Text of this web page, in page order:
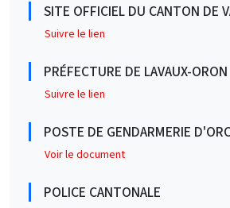
SITE OFFICIEL DU CANTON DE
Suivre le lien
PRÉFECTURE DE LAVAUX-ORON
Suivre le lien
POSTE DE GENDARMERIE
Voir le document
POLICE CANTONALE